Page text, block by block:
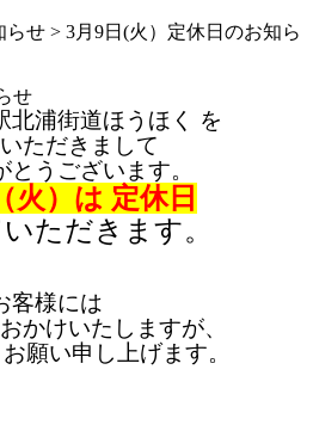
らせ > 3月9日(火）定休日のお知ら
せ
北浦街道ほうほく を
ただきまして
とうございます。
火） は 定休日
ただきます。
客様には
かけいたしますが、
願い申し上げます。